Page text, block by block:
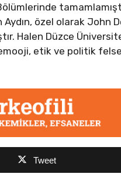
özel olarak John
Halen Düzce
etik ve politik
Tweet